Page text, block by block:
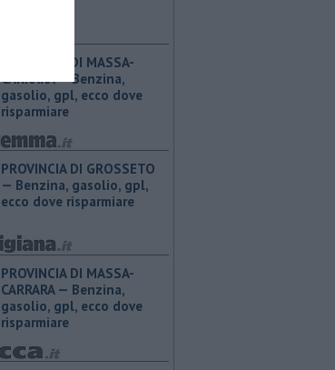
PROVINCIA DI MASSA-
CARRARA — ​Benzina,
gasolio, gpl, ecco dove
risparmiare
PROVINCIA DI GROSSETO
— ​Benzina, gasolio, gpl,
ecco dove risparmiare
PROVINCIA DI MASSA-
CARRARA — ​Benzina,
gasolio, gpl, ecco dove
risparmiare